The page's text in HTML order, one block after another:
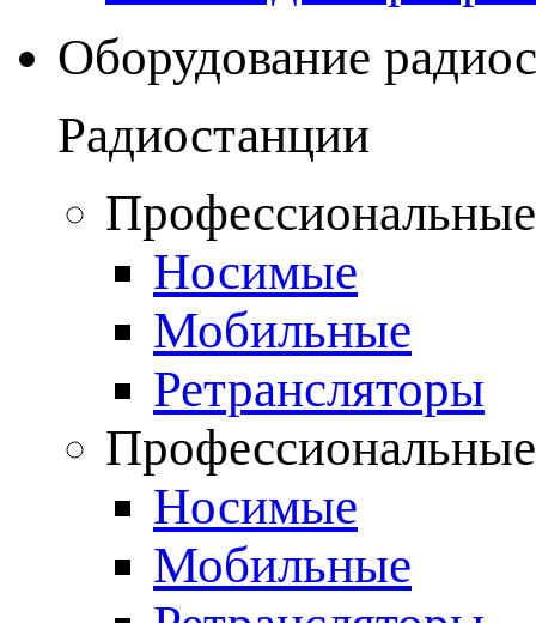
Оборудование
Радиостанции
Носимые
Мобильные
Ретрансляторы
Носимые
Мобильные